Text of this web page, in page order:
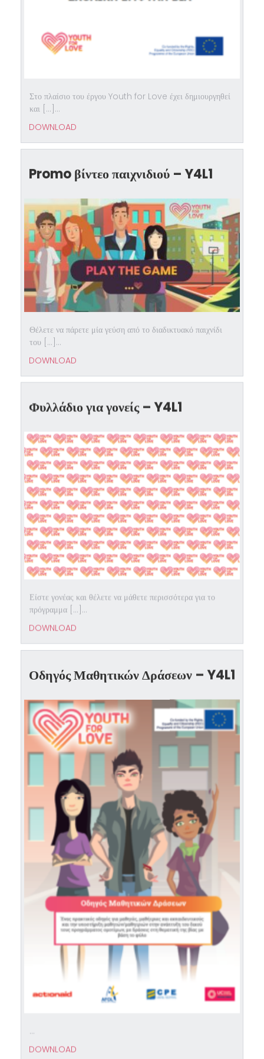
Στο πλαίσιο του έργου Youth for Love έχει δημιουργηθεί
και […]...
DOWNLOAD
Promo βίντεο παιχνιδιού – Y4L1
Θέλετε να πάρετε μία γεύση από το διαδικτυακό παιχνίδι
του […]...
DOWNLOAD
Φυλλάδιο για γονείς – Y4L1
Είστε γονέας και θέλετε να μάθετε περισσότερα για το
πρόγραμμα […]...
DOWNLOAD
Οδηγός Μαθητικών Δράσεων – Y4L1
...
DOWNLOAD